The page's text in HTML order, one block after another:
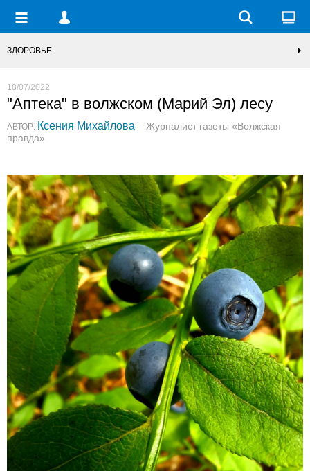
ЗДОРОВЬЕ
18/07/2022
"Аптека" в волжском (Марий Эл) лесу
АВТОР: Ксения Михайлова – Журналист газеты «Волжская
правда»